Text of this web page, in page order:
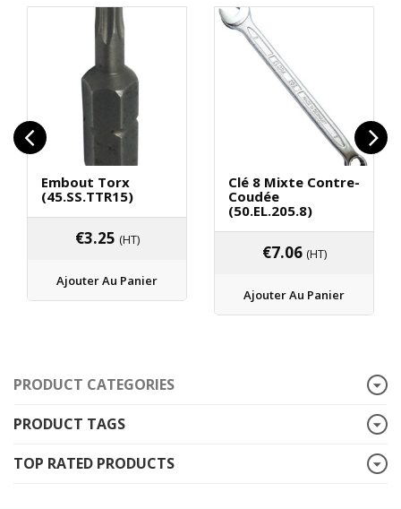
Embout Torx
(45.SS.TTR15)
€3.25 (HT)
Ajouter Au Panier
Clé 8 Mixte Contre-
Coudée
(50.EL.205.8)
€7.06 (HT)
Ajouter Au Panier
PRODUCT CATEGORIES
PRODUCT TAGS
TOP RATED PRODUCTS